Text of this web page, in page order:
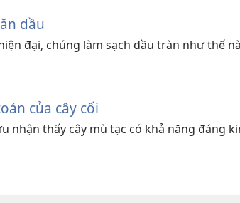
dầu
đại, chúng làm sạch dầu tràn như thế
của cây cối
nhận thấy cây mù tạc có khả năng đáng